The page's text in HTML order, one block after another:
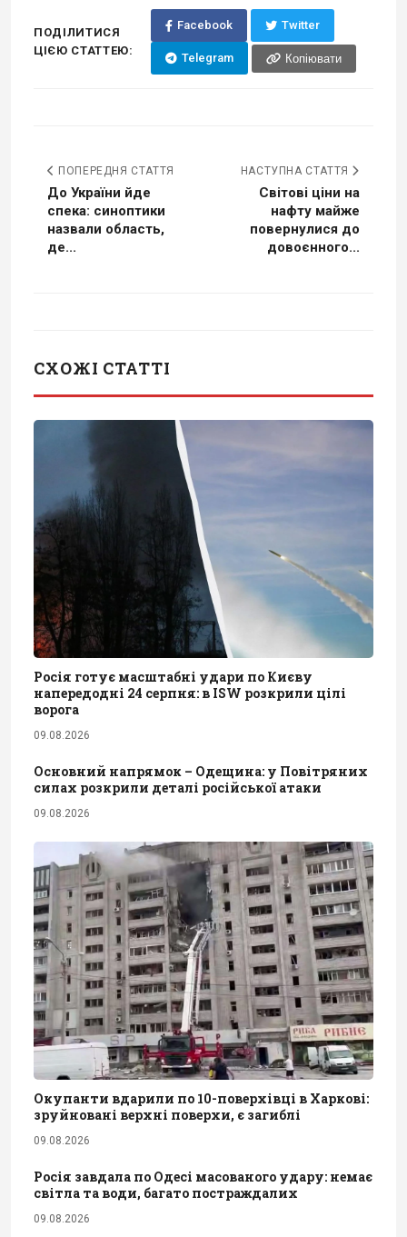
ПОДІЛИТИСЯ
ЦІЄЮ СТАТТЕЮ:
Facebook Twitter
Telegram Копіювати
ПОПЕРЕДНЯ СТАТТЯ
До України йде
спека: синоптики
назвали область,
де...
НАСТУПНА СТАТТЯ
Світові ціни на
нафту майже
повернулися до
довоєнного...
СХОЖІ СТАТТІ
Росія готує масштабні удари по Києву
напередодні 24 серпня: в ISW розкрили цілі
ворога
09.08.2026
Основний напрямок – Одещина: у Повітряних
силах розкрили деталі російської атаки
09.08.2026
Окупанти вдарили по 10-поверхівці в Харкові:
зруйновані верхні поверхи, є загиблі
09.08.2026
Росія завдала по Одесі масованого удару: немає
світла та води, багато постраждалих
09.08.2026